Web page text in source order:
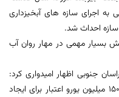
به اجرای سازه های آبخیزداری
بسیار مهمی در مهار روان آب
جنوبی اظهار امیدواری کرد:
سال آینده نیز از محل صندوق توسعه ملی 150 میلیون یورو اعتبار برای ایجاد